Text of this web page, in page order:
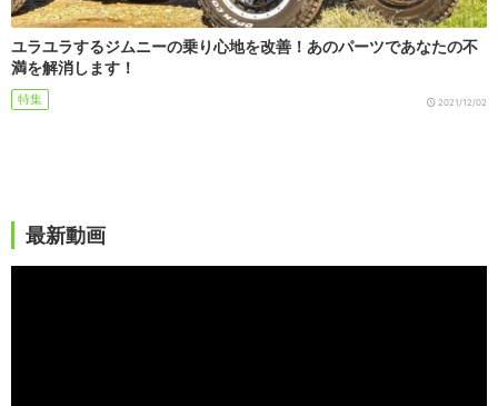
ユラユラするジムニーの乗り心地を改善！あのパーツであなたの不
満を解消します！
特集 2021/12/02
最新動画